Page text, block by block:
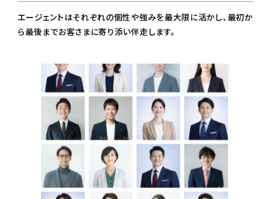
エージェントはそれぞれの個性や強みを最大限に活かし、最初か
ら最後までお客さまに寄り添い伴走します。